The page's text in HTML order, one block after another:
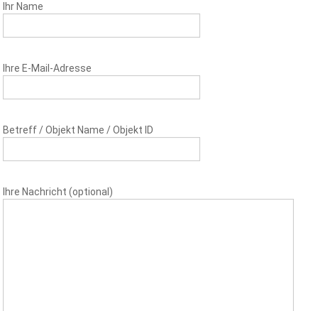
Ihr Name
Ihre E-Mail-Adresse
Betreff / Objekt Name / Objekt ID
Ihre Nachricht (optional)